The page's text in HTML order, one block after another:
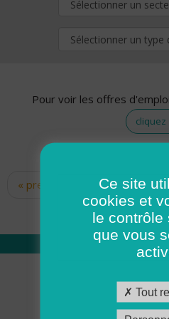
Pour voir les offres
cliquez
Pages
« premier ‹ précédent
14 15
Qui
Académie
Ce site
cookies et
le contrôle
que vous
Tout